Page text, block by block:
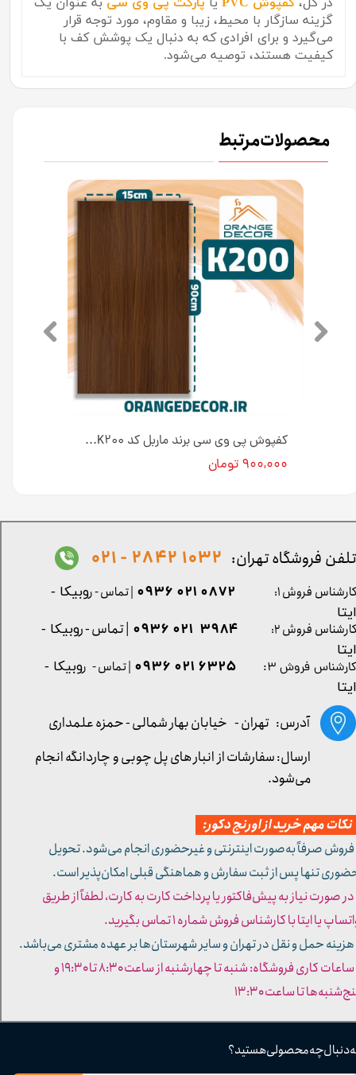
گزینه سازگار با محیط، زیبا و مقاوم، مورد توجه قرار
می‌گیرد و برای افرادی که به دنبال یک پوشش کف با
کیفیت هستند، توصیه می‌شود.
محصولات مرتبط
کفپوش پی وی سی برند ماربل کد K۲۰۰ عرض ۱۵ سانت [انبار تهران]
۹۰۰,۰۰۰ تومان
دنبال چه محصولی هستید؟
کارشناس فروش ۳: ۶۳۲۵ ۰۲۱ ۰۹۳۶ | تماس - روبیکا -
ایتا
آدرس: تهران - خیابان بهار شمالی - حمزه علمداری
تلفن فروشگاه تهران: 1032 2842 - 021
مهم خرید از اورنج دکور:
صرفاً به‌صورت اینترنتی و غیرحضوری انجام می‌شود. تحویل
تنها پس از ثبت سفارش و هماهنگی قبلی امکان‌پذیر است.
صورت نیاز به پیش‌فاکتور یا پرداخت کارت به کارت، لطفاً از طریق
یا ایتا با کارشناس فروش شماره ۱ تماس بگیرید.
حمل و نقل در تهران و سایر شهرستان‌ها بر عهده مشتری می‌باشد.
- ساعات کاری فروشگاه: شنبه تا چهارشنبه از ساعت ۸:۳۰ تا ۱۹:۳۰ و
تا ساعت ۱۳:۳۰​​​​​​​
کارشناس فروش ۱: 0872 021 0936 | تماس - روبیکا -
ایتا
کارشناس فروش ۲:
۳۹۸۴ ۰۲۱ ۰۹۳۶ | تماس - روبیکا -
ایتا
ارسال: سفارشات از انبار های پل چوبی و چاردانگه انجام
می‌شود.